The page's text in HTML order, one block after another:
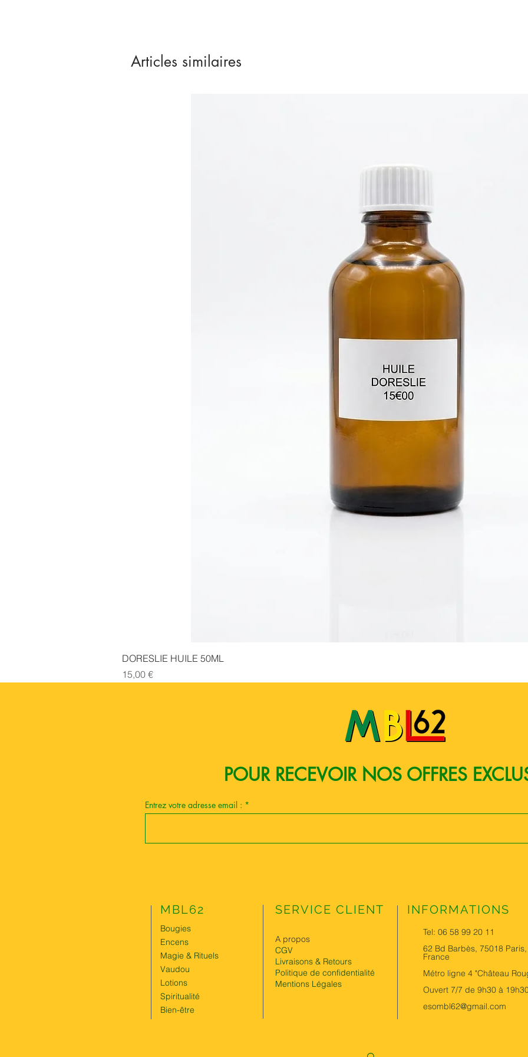
Articles similaires
DORESLIE HUILE 50ML
Prix
15,00 €
POUR RECEVOIR NOS OFFRES
Entrez votre adresse email :
MBL62
Bougies
Encens
Magie & Rituels
Vaudou
Lotions
Spiritualité
Bien-être
SERVICE CLIENT
A propos
CGV
Livraisons & Retours
Politique de confidentialité
Mentions Légales
INFORMATIONS
Tel: 06 58 99 20 11
62 Bd Barbès, 75018 Paris,
France
Métro ligne 4 "Château
Ouvert 7/7 de 9h30 à
esombl62@gmail.com